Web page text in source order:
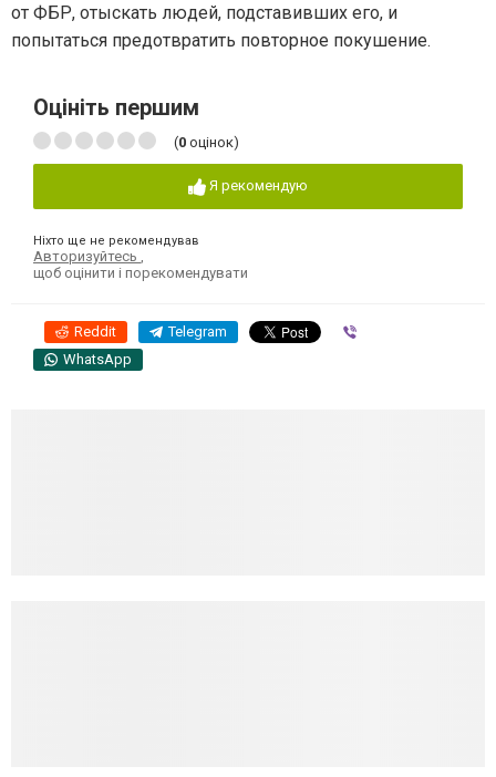
от ФБР, отыскать людей, подставивших его, и
попытаться предотвратить повторное покушение.
Оцініть першим
(0 оцінок)
Я рекомендую
Ніхто ще не рекомендував
Авторизуйтесь
щоб оцінити і порекомендувати
Reddit Telegram
WhatsApp